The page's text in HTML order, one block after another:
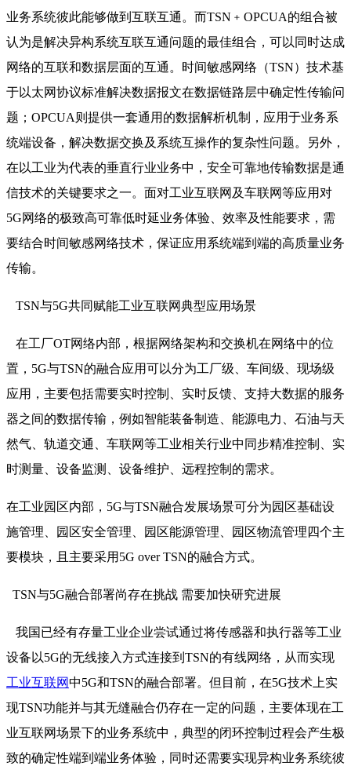
业务系统彼此能够做到互联互通。而TSN﹢OPCUA的组合被
认为是解决异构系统互联互通问题的最佳组合，可以同时达成
网络的互联和数据层面的互通。时间敏感网络（TSN）技术基
于以太网协议标准解决数据报文在数据链路层中确定性传输问
题；OPCUA则提供一套通用的数据解析机制，应用于业务系
统端设备，解决数据交换及系统互操作的复杂性问题。另外，
在以工业为代表的垂直行业业务中，安全可靠地传输数据是通
信技术的关键要求之一。面对工业互联网及车联网等应用对
5G网络的极致高可靠低时延业务体验、效率及性能要求，需
要结合时间敏感网络技术，保证应用系统端到端的高质量业务
传输。
TSN与5G共同赋能工业互联网典型应用场景
在工厂OT网络内部，根据网络架构和交换机在网络中的位
置，5G与TSN的融合应用可以分为工厂级、车间级、现场级
应用，主要包括需要实时控制、实时反馈、支持大数据的服务
器之间的数据传输，例如智能装备制造、能源电力、石油与天
然气、轨道交通、车联网等工业相关行业中同步精准控制、实
时测量、设备监测、设备维护、远程控制的需求。
在工业园区内部，5G与TSN融合发展场景可分为园区基础设
施管理、园区安全管理、园区能源管理、园区物流管理四个主
要模块，且主要采用5G over TSN的融合方式。
TSN与5G融合部署尚存在挑战 需要加快研究进展
我国已经有存量工业企业尝试通过将传感器和执行器等工业
设备以5G的无线接入方式连接到TSN的有线网络，从而实现
工业互联网中5G和TSN的融合部署。但目前，在5G技术上实
现TSN功能并与其无缝融合仍存在一定的问题，主要体现在工
业互联网场景下的业务系统中，典型的闭环控制过程会产生极
致的确定性端到端业务体验，同时还需要实现异构业务系统彼